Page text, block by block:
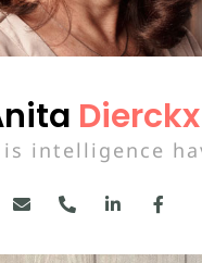
Dierckx
intelligence